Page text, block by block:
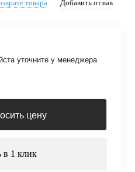
товара Добавить отзыв
уточните у менеджера
цену
в 1 клик